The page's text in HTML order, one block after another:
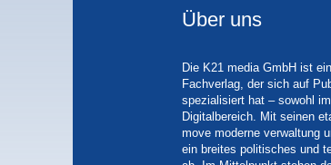
Über uns
Die K21 media GmbH ist
Fachverlag, der sich auf
spezialisiert hat – sowohl
Digitalbereich. Mit seinen
move moderne verwaltung
ein breites politisches und